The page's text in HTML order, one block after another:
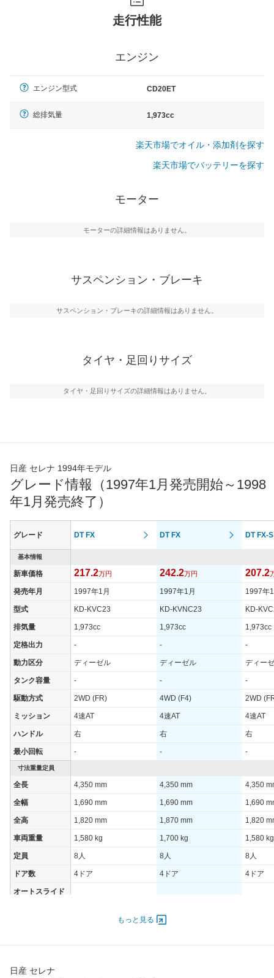
走行性能
エンジン
エンジン型式 CD20ET
総排気量 1,973cc
楽天市場でオイル・添加剤を探す
楽天市場でバッテリーを探す
モーター
モーターの詳細情報はありません。
サスペンション・ブレーキ
サスペンション・ブレーキの詳細情報はありません。
タイヤ・足回りサイズ
タイヤ・足回りサイズの詳細情報はありません。
日産 セレナ 1994年モデル
グレード情報（1997年1月発売開始～1998
年1月発売終了）
グレード DT FX DT FX DT FX-S
基本情報
新車価格 217.2万円 242.2万円 207.2
発売年月 1997年1月 1997年1月 1997年
型式 KD-KVC23 KD-KVNC23 KD-
排気量 1,973cc 1,973cc 1,973cc
定格出力 - - -
動力区分 ディーゼル ディーゼル ディー
タンク容量 - - -
駆動方式 2WD (FR) 4WD (F4) 2WD
ミッション 4速AT 4速AT 4速AT
ハンドル 右 右 右
最小回転 - - -
寸法重量定員
全長 4,350 mm 4,350 mm 4,350
全幅 1,690 mm 1,690 mm 1,690
全高 1,820 mm 1,870 mm 1,820
車両重量 1,580 kg 1,700 kg 1,580 kg
定員 8人 8人 8人
ドア数 4ドア 4ドア 4ドア
オートスライド
過給機
もっと見る
日産 セレナ